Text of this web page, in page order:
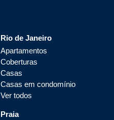
Rio de Janeiro
Apartamentos
Coberturas
Casas
Casas em condomínio
Ver todos
Praia